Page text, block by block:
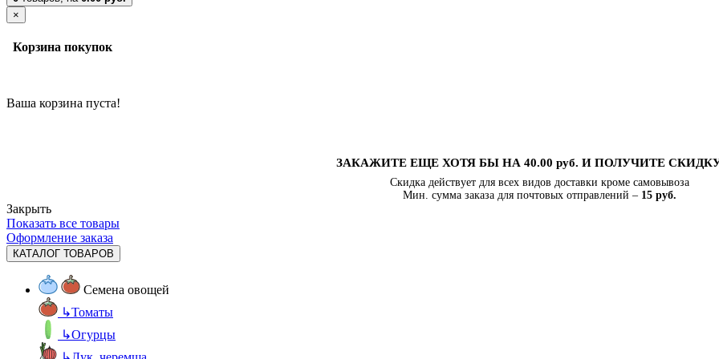
×
Корзина покупок
Ваша корзина пуста!
ЗАКАЖИТЕ ЕЩЕ ХОТЯ БЫ НА 40.00 руб. И ПОЛУЧИТЕ
Скидка действует для всех видов доставки кроме самовывоза
Мин. сумма заказа для почтовых отправлений – 15 руб.
Закрыть
Показать все товары
Оформление заказа
КАТАЛОГ ТОВАРОВ
Семена овощей
↳Томаты
↳Огурцы